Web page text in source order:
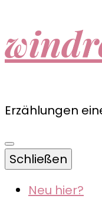
Erzählungen
Schließen
Neu hier?